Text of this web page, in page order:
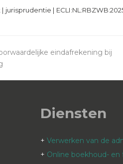
|
eindafrekening bij
Diensten
+ Verwerken van de
+ Online boekhoud-